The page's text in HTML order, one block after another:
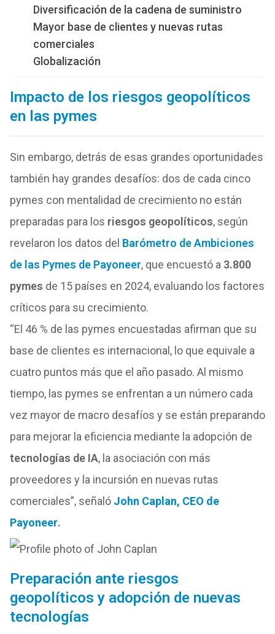
Diversificación de la cadena de suministro
Mayor base de clientes y nuevas rutas
comerciales
Globalización
Impacto de los riesgos geopolíticos
en las pymes
Sin embargo, detrás de esas grandes oportunidades
también hay grandes desafíos: dos de cada cinco
pymes con mentalidad de crecimiento no están
preparadas para los riesgos geopolíticos, según
revelaron los datos del Barómetro de Ambiciones
de las Pymes de Payoneer, que encuestó a 3.800
pymes de 15 países en 2024, evaluando los factores
críticos para su crecimiento.
“El 46 % de las pymes encuestadas afirman que su
base de clientes es internacional, lo que equivale a
cuatro puntos más que el año pasado. Al mismo
tiempo, las pymes se enfrentan a un número cada
vez mayor de macro desafíos y se están preparando
para mejorar la eficiencia mediante la adopción de
tecnologías de IA, la asociación con más
proveedores y la incursión en nuevas rutas
comerciales”, señalóJohn Caplan, CEO de
Payoneer.
Preparación ante riesgos
geopolíticos y adopción de nuevas
tecnologías